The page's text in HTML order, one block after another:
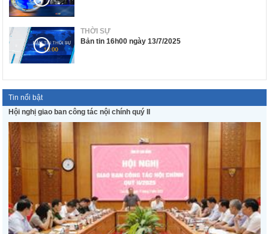
THỜI SỰ
Bản tin 16h00 ngày 13/7/2025
Tin nổi bật
Hội nghị giao ban công tác nội chính quý II